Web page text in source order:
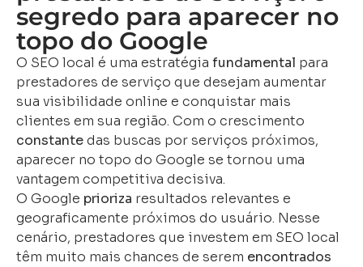
segredo para aparecer no
topo do Google
O SEO local é uma estratégia fundamental para
prestadores de serviço que desejam aumentar
sua visibilidade online e conquistar mais
clientes em sua região. Com o crescimento
constantedas buscas por serviços próximos,
aparecer no topo do Google se tornou uma
vantagem competitiva decisiva.
O Google prioriza resultados relevantes e
geograficamente próximos do usuário. Nesse
cenário, prestadores que investem em SEO local
têm muito mais chances de serem encontrados